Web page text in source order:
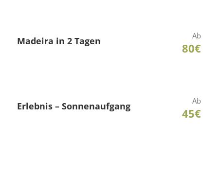
Madeira in 2 Tagen Ab
80€
Erlebnis – Sonnenaufgang Ab
45€